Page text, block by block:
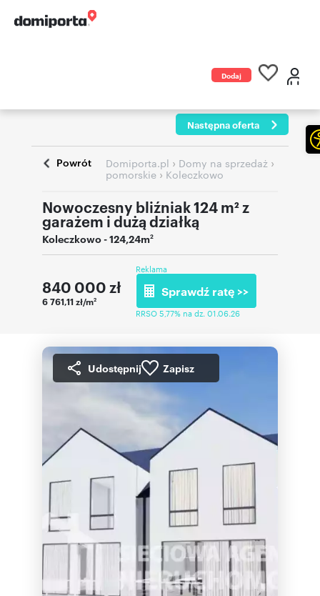
Dodaj
Następna oferta
Powrót Domiporta.pl › Domy na sprzedaż ›
pomorskie › Koleczkowo
Nowoczesny bliźniak 124 m² z
garażem i dużą działką
Koleczkowo- 124,24m2
840 000 zł
6 761,11 zł/m2
Reklama
Sprawdź ratę >>
RRSO 5,77% na dz. 01.06.26
Udostępnij Zapisz